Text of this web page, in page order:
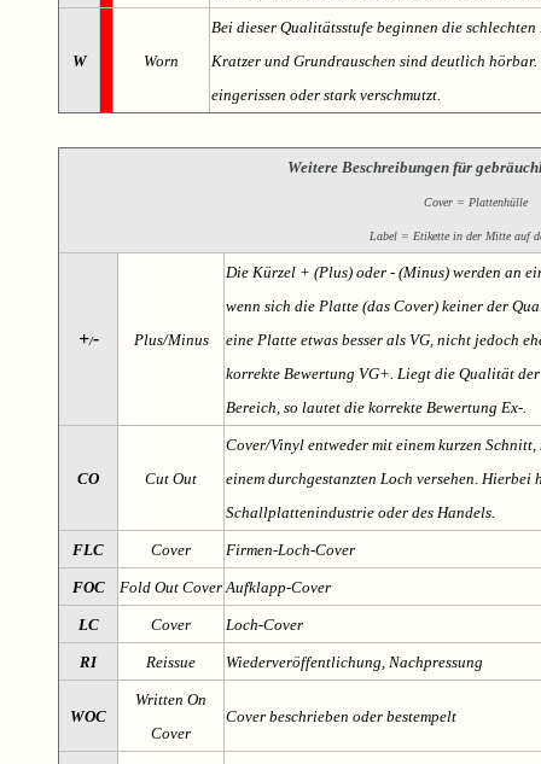
W Worn
Bei dieser Qualitätsstufe beginnen die
Kratzer und Grundrauschen sind deutlich
eingerissen oder stark verschmutzt.
Weitere Beschreibungen für
Cover = Plattenhülle
Label = Etikette in der Mitte auf
+/- Plus/Minus
Die Kürzel + (Plus) oder - (Minus) werden an
wenn sich die Platte (das Cover) keiner der
eine Platte etwas besser als VG, nicht jedoch
korrekte Bewertung VG+. Liegt die Qualität
Bereich, so lautet die korrekte Bewertung Ex-.
CO Cut Out
Cover/Vinyl entweder mit einem kurzen
einem durchgestanzten Loch versehen. Hierbei
Schallplattenindustrie oder des Handels.
FLC Cover Firmen-Loch-Cover
FOC Fold Out Cover Aufklapp-Cover
LC Cover Loch-Cover
RI Reissue Wiederveröffentlichung, Nachpressung
WOC
Written On
Cover
Cover beschrieben oder bestempelt